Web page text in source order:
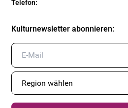
Telefon:
Kulturnewsletter abonnieren: